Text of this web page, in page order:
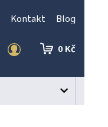
Kontakt Blog
0 Kč